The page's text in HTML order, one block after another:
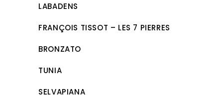
LABADENS
FRANÇOIS TISSOT – LES 7 PIERRES
BRONZATO
TUNIA
SELVAPIANA